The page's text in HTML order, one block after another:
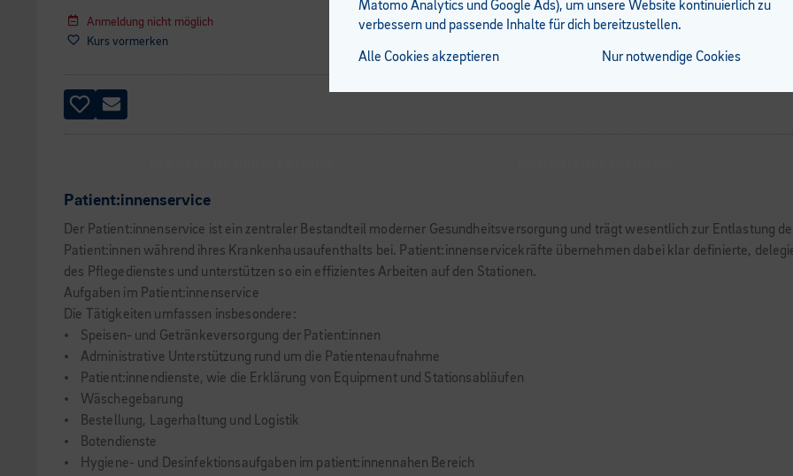
Anmeldung nicht möglich
Kurs vormerken
Patient:innenservice
Der Patient:innenservice ist ein zentraler Bestandteil moderner Gesundheitsversorgung und trägt wesentlich zur Entlastung
Patient:innen während ihres Krankenhausaufenthalts bei. Patient:innenservicekräfte übernehmen dabei klar definierte,
des Pflegedienstes und unterstützen so ein effizientes Arbeiten auf den Stationen.
Aufgaben im Patient:innenservice
Die Tätigkeiten umfassen insbesondere:
• Speisen- und Getränkeversorgung der Patient:innen
• Administrative Unterstützung rund um die Patientenaufnahme
• Patient:innendienste, wie die Erklärung von Equipment und Stationsabläufen
• Wäschegebarung
• Bestellung, Lagerhaltung und Logistik
• Botendienste
• Hygiene- und Desinfektionsaufgaben im patient:innennahen Bereich
Matomo Analytics und Google Ads), um unsere Website kontinuierlich zu
verbessern und passende Inhalte für dich bereitzustellen.
Alle Cookies akzeptieren Nur notwendige Cookies